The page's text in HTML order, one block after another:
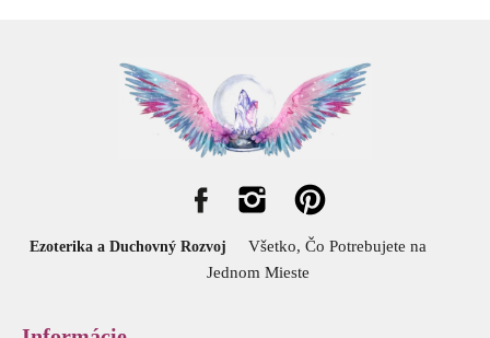
Ezoterika a Duchovný Rozvoj
Všetko, Čo Potrebujete na
Jednom Mieste